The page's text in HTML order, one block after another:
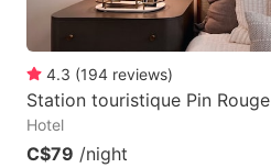
4.3 (194 reviews)
Station touristique Pin Rouge
Hotel
C$79 /night